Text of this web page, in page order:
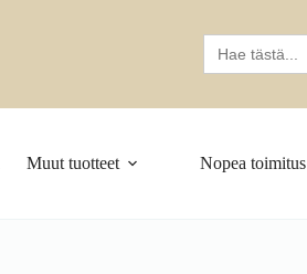
Search
for:
Muut tuotteet Nopea toimitus